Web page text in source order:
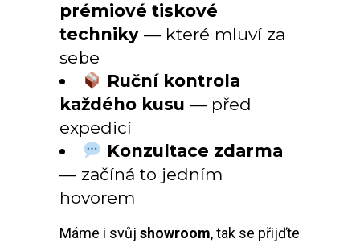
prémiové tiskové
techniky — které mluví za
sebe
Ruční kontrola
každého kusu — před
expedicí
Konzultace zdarma
— začíná to jedním
hovorem
Máme i svůj showroom, tak se přijďte